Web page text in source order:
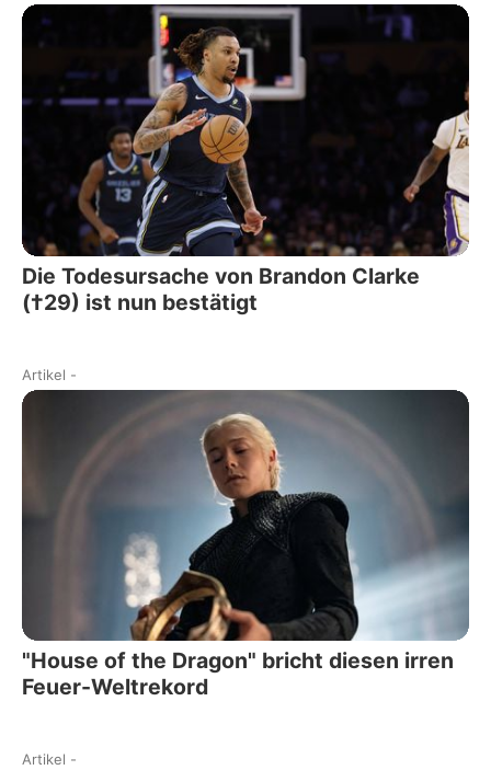
Die Todesursache von Brandon Clarke
(†29) ist nun bestätigt
Artikel -
"House of the Dragon" bricht diesen irren
Feuer-Weltrekord
Artikel -